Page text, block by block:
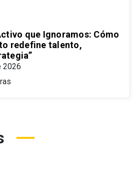
que Ignoramos: Cómo
redefine talento,
2026